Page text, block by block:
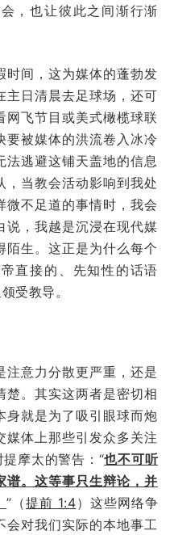
，也让彼此之间渐行渐
时间，这为媒体的蓬勃发
主日清晨去足球场，还可
网飞节目或美式橄榄球联
要被媒体的洪流卷入冰冷
法逃避这铺天盖地的信息
，当教会活动影响到我处
微不足道的事情时，我会
说，我越是沉浸在现代媒
陌生。这正是为什么每个
直接的、先知性的话语
受教导。
注意力分散更严重，还是
楚。其实这两者是密切相
身就是为了吸引眼球而炮
媒体上那些引发众多关注
摩太的警告：“也不可听
谱。这等事只生辩论，并
”（提前 1:4）这些网络争
对我们实际的本地事工